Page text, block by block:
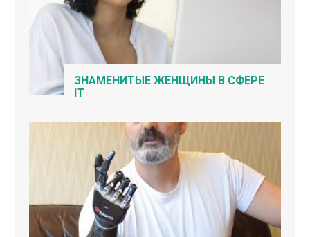
ЗНАМЕНИТЫЕ ЖЕНЩИНЫ В СФЕРЕ
IT